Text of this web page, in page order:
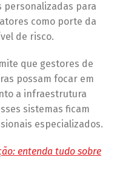
personalizadas para
como porte da
de risco.
que gestores de
possam focar em
a infraestrutura
sistemas ficam
especializados.
entenda tudo sobre